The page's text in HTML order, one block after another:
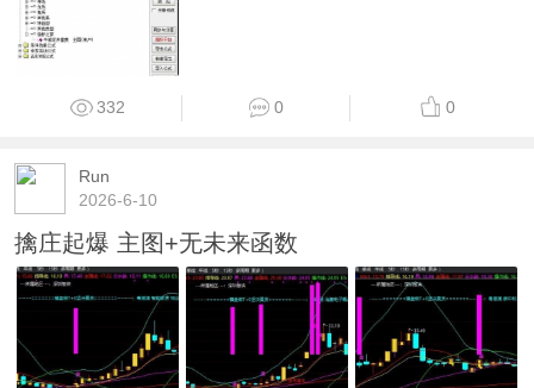
332 0 0
Run
2026-6-10
擒庄起爆 主图+无未来函数